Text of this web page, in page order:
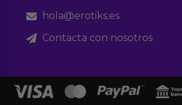
hola@erotiks.es
Contacta con nosotros